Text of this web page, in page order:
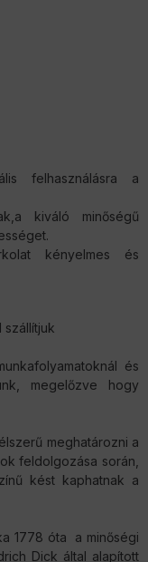
felhasználásra a
kiváló minőségű
kényelmes és
és
megelőzve hogy
meghatározni a
feldolgozása során,
kést kaphatnak a
1778 óta a minőségi
Dick által alapított